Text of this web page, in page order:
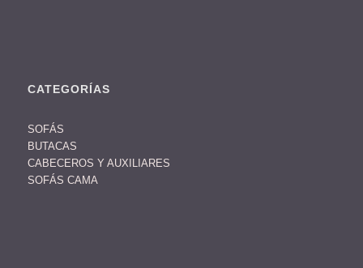
CATEGORÍAS
SOFÁS
BUTACAS
CABECEROS Y AUXILIARES
SOFÁS CAMA